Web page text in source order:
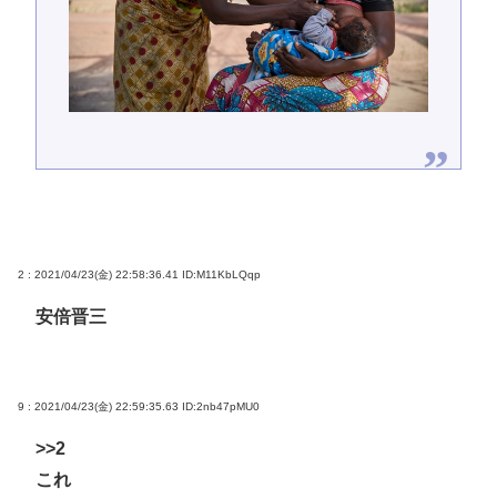
2 : 2021/04/23(金) 22:58:36.41 ID:M11KbLQqp
安倍晋三
9 : 2021/04/23(金) 22:59:35.63 ID:2nb47pMU0
>>2
これ